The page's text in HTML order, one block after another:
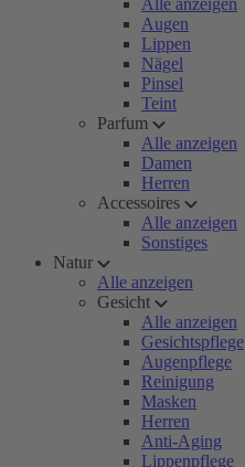
Alle anzeigen
Augen
Lippen
Nägel
Pinsel
Teint
Parfum
Alle anzeigen
Damen
Herren
Accessoires
Alle anzeigen
Sonstiges
Natur
Alle anzeigen
Gesicht
Alle anzeigen
Gesichtspflege
Augenpflege
Reinigung
Masken
Herren
Anti-Aging
Lippenpflege